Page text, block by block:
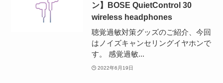
ン】BOSE QuietControl 30
wireless headphones
聴覚過敏対策グッズのご紹介、今回
はノイズキャンセリングイヤホンで
す。 感覚過敏...
2022年6月19日